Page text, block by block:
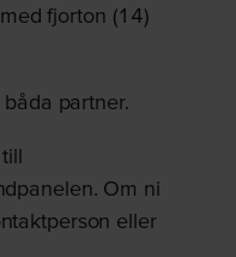
fjorton (14)
partner.
Om ni
eller